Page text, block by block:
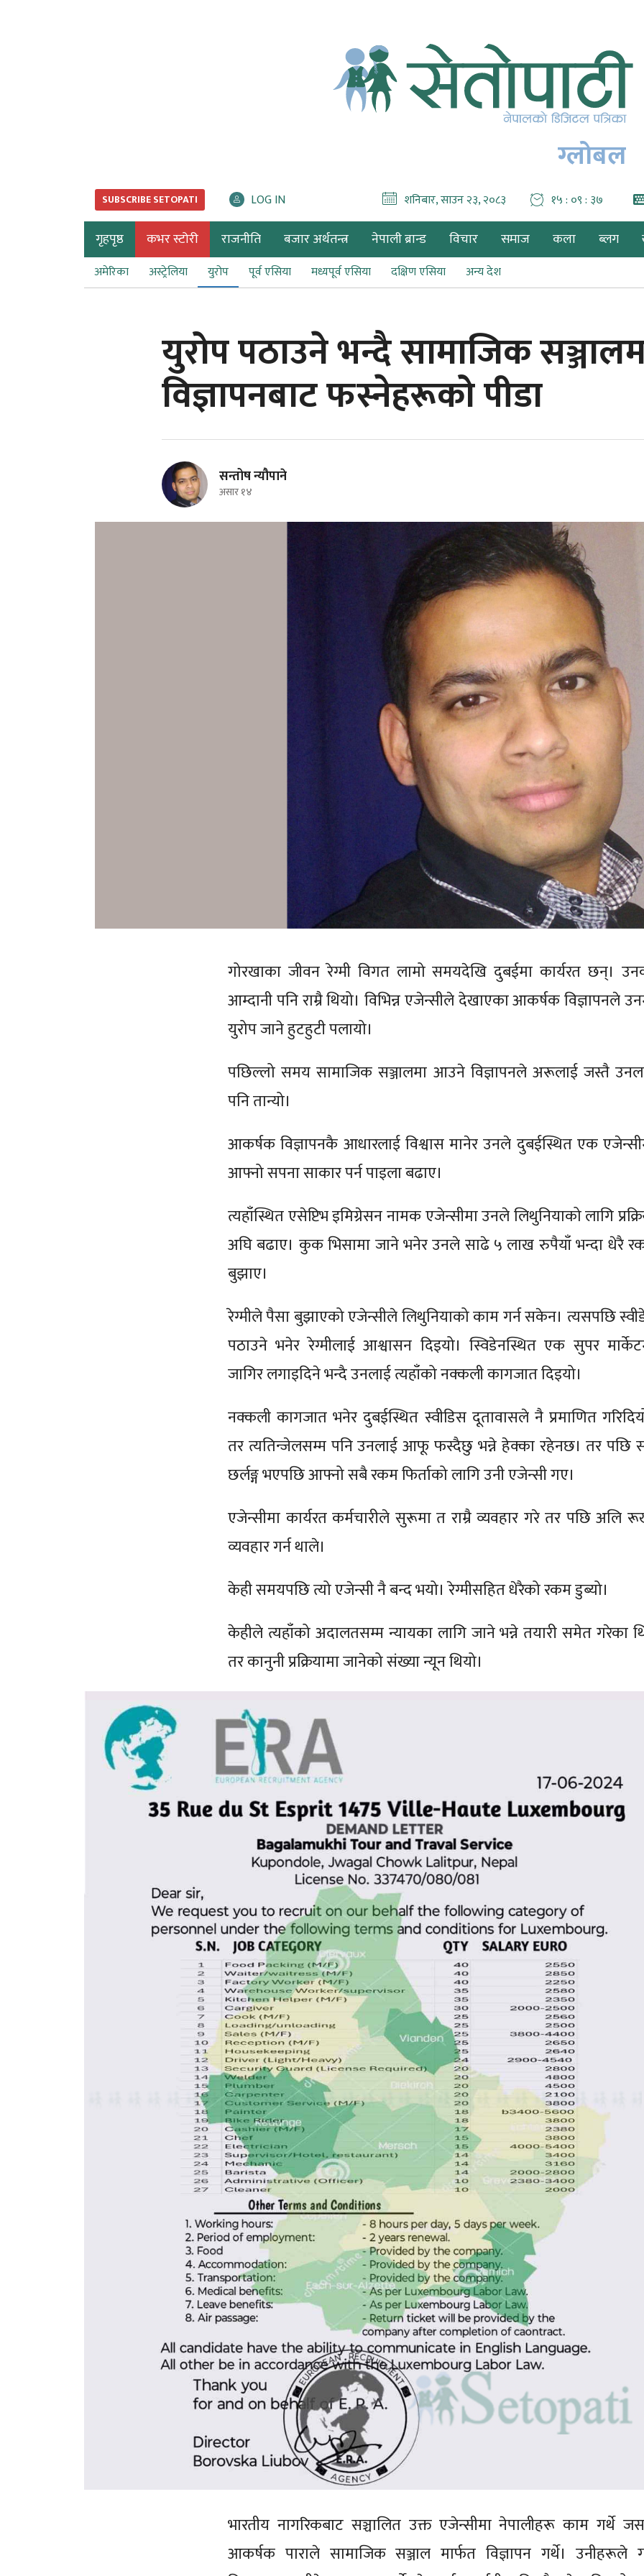
ग्लोबल
SUBSCRIBE SETOPATI LOG IN शनिबार, साउन २३, २०८३ १५ : ०९ : ३९
गृहपृष्ठ कभर स्टोरी राजनीति बजार अर्थतन्त्र नेपाली ब्रान्ड विचार समाज कला ब्लग
अमेरिका अस्ट्रेलिया युरोप पूर्व एसिया मध्यपूर्व एसिया दक्षिण एसिया अन्य देश
युरोप पठाउने भन्दै सामाजिक
विज्ञापनबाट फस्नेहरूको पीडा
सन्तोष न्यौपाने
असार १४
गोरखाका जीवन रेग्मी विगत लामो समयदेखि दुबईमा कार्यरत छन्।
आम्दानी पनि राम्रै थियो। विभिन्न एजेन्सीले देखाएका आकर्षक विज्ञापनले
युरोप जाने हुटहुटी पलायो।
पछिल्लो समय सामाजिक सञ्जालमा आउने विज्ञापनले अरूलाई जस्तै
पनि तान्यो।
आकर्षक विज्ञापनकै आधारलाई विश्वास मानेर उनले दुबईस्थित एक
आफ्नो सपना साकार पर्न पाइला बढाए।
त्यहाँस्थित एसेप्टिभ इमिग्रेसन नामक एजेन्सीमा उनले लिथुनियाको लागि
अघि बढाए। कुक भिसामा जाने भनेर उनले साढे ५ लाख रुपैयाँ भन्दा धेरै
बुझाए।
रेग्मीले पैसा बुझाएको एजेन्सीले लिथुनियाको काम गर्न सकेन। त्यसपछि
पठाउने भनेर रेग्मीलाई आश्वासन दिइयो। स्विडेनस्थित एक सुपर
जागिर लगाइदिने भन्दै उनलाई त्यहाँको नक्कली कागजात दिइयो।
नक्कली कागजात भनेर दुबईस्थित स्वीडिस दूतावासले नै प्रमाणित
तर त्यतिन्जेलसम्म पनि उनलाई आफू फस्दैछु भन्ने हेक्का रहेनछ। तर पछि
छर्लङ्ग भएपछि आफ्नो सबै रकम फिर्ताको लागि उनी एजेन्सी गए।
एजेन्सीमा कार्यरत कर्मचारीले सुरूमा त राम्रै व्यवहार गरे तर पछि अलि
व्यवहार गर्न थाले।
केही समयपछि त्यो एजेन्सी नै बन्द भयो। रेग्मीसहित धेरैको रकम डुब्यो।
केहीले त्यहाँको अदालतसम्म न्यायका लागि जाने भन्ने तयारी समेत गरेका
तर कानुनी प्रक्रियामा जानेको संख्या न्यून थियो।
भारतीय नागरिकबाट सञ्चालित उक्त एजेन्सीमा नेपालीहरू काम गर्थे
आकर्षक पाराले सामाजिक सञ्जाल मार्फत विज्ञापन गर्थे। उनीहरूले